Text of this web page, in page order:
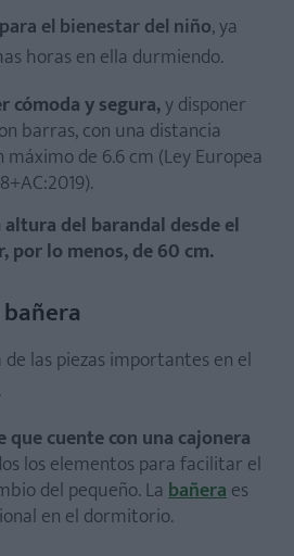
el bienestar del niño, ya
horas en ella durmiendo.
cómoda y segura,y disponer
barras, con una distancia
de 6.6 cm (Ley Europea
altura del barandal desde el
por lo menos, de 60 cm.
de las piezas importantes en el
que cuente con una cajonera
los elementos para facilitar el
del pequeño. La bañeraes
en el dormitorio.